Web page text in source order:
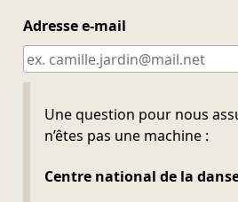
Adresse e-mail
Une question pour nous
n’êtes pas une machine :
Centre national de la
Ne pas remplir